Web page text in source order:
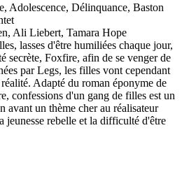
Adolescence, Délinquance, Baston
Ali Liebert, Tamara Hope
lasses d'être humiliées chaque jour,
secrète, Foxfire, afin de se venger de
par Legs, les filles vont cependant
Adapté du roman éponyme de
confessions d'un gang de filles est un
avant un thème cher au réalisateur
jeunesse rebelle et la difficulté d'être